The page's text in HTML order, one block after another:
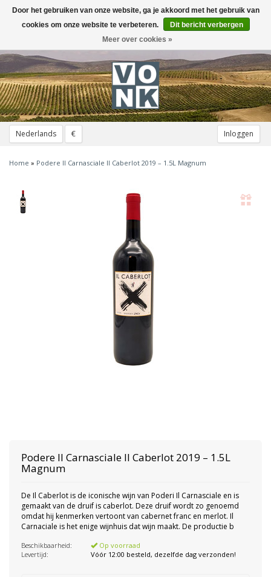
Nederlands € Inloggen
Toggle
navigation
Home » Podere Il Carnasciale Il Caberlot 2019 – 1.5L Magnum
Podere Il Carnasciale Il Caberlot 2019 – 1.5L
Magnum
De Il Caberlot is de iconische wijn van Poderi Il Carnasciale en is
gemaakt van de druif is caberlot. Deze druif wordt zo genoemd
omdat hij kenmerken vertoont van cabernet franc en merlot. Il
Carnaciale is het enige wijnhuis dat wijn maakt. De productie b
Beschikbaarheid:
Op voorraad
Levertijd:
Vóór 12:00 besteld, dezelfde dag verzonden!
Door het gebruiken van onze website, ga je akkoord met het gebruik van
cookies om onze website te verbeteren.
Dit bericht verbergen
Meer over cookies »